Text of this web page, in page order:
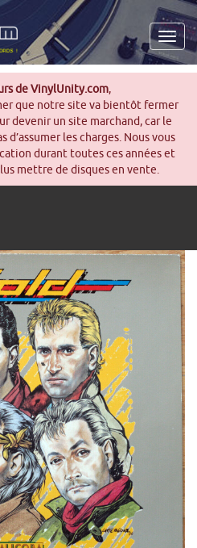
de VinylUnity.com,
que notre site va bientôt fermer
devenir un site marchand, car le
les charges. Nous vous
durant toutes ces années et
mettre de disques en vente.